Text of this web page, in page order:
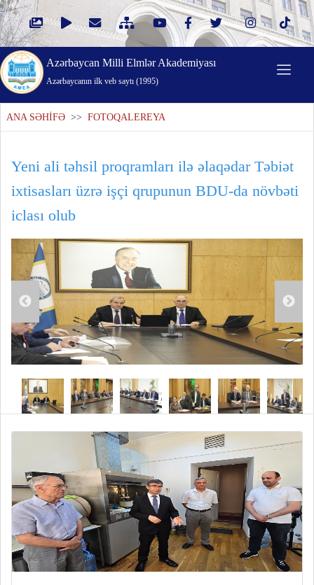
Azərbaycan Milli Elmlər Akademiyası
Azərbaycanın ilk veb saytı (1995)
ANA SƏHİFƏ >> FOTOQALEREYA
Yeni ali təhsil proqramları ilə əlaqədar Təbiət
ixtisasları üzrə işçi qrupunun BDU-da növbəti
iclası olub